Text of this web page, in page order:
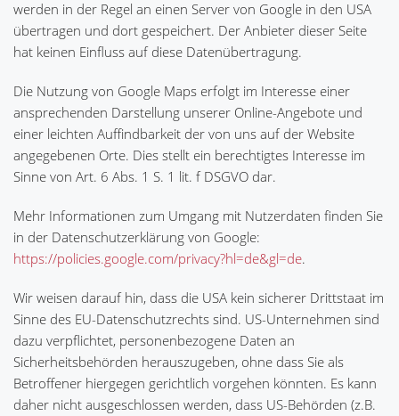
werden in der Regel an einen Server von Google in den USA
übertragen und dort gespeichert. Der Anbieter dieser Seite
hat keinen Einfluss auf diese Datenübertragung.
Die Nutzung von Google Maps erfolgt im Interesse einer
ansprechenden Darstellung unserer Online-Angebote und
einer leichten Auffindbarkeit der von uns auf der Website
angegebenen Orte. Dies stellt ein berechtigtes Interesse im
Sinne von Art. 6 Abs. 1 S. 1 lit. f DSGVO dar.
Mehr Informationen zum Umgang mit Nutzerdaten finden Sie
in der Datenschutzerklärung von Google:
https://policies.google.com/privacy?hl=de&gl=de.
Wir weisen darauf hin, dass die USA kein sicherer Drittstaat im
Sinne des EU-Datenschutzrechts sind. US-Unternehmen sind
dazu verpflichtet, personenbezogene Daten an
Sicherheitsbehörden herauszugeben, ohne dass Sie als
Betroffener hiergegen gerichtlich vorgehen könnten. Es kann
daher nicht ausgeschlossen werden, dass US-Behörden (z.B.